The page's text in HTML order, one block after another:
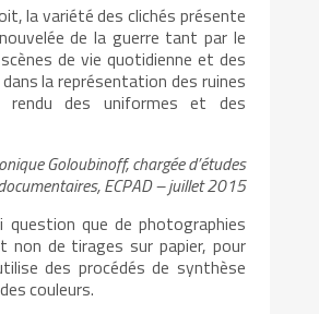
la variété des clichés présente
de la guerre tant par le
de vie quotidienne et des
la représentation des ruines
rendu des uniformes et des
Goloubinoff, chargée d’études
ECPAD – juillet 2015
question que de photographies
non de tirages sur papier, pour
des procédés de synthèse
couleurs.